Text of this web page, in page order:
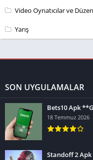
Video Oynatıcılar ve
Yarış
SON UYGULAMALAR
Bets10 Apk
18 Temmuz 2026
Standoff 2